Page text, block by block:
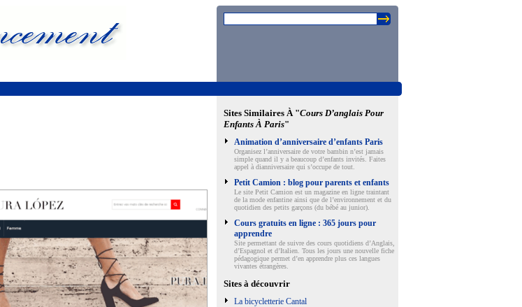
Sites Similaires À "Cours D’anglais Pour
Enfants À Paris"
Animation d’anniversaire d’enfants Paris
Organisez l’anniversaire de votre bambin n’est jamais
simple quand il y a beaucoup d’enfants invités. Faites
appel à dianniversaire qui s’occupe de tout.
Petit Camion : blog pour parents et enfants
Le site Petit Camion est un magazine en ligne traintant
de la mode enfantine ainsi que de l’environnement et du
quotidien des petits garçons (du bébé au junior).
Cours gratuits en ligne : 365 jours pour
apprendre
Site permettant de suivre des cours quotidiens d’Anglais,
d’Espagnol et d’Italien. Tous les jours une nouvelle fiche
pédagogique permet d’en apprendre plus ces langues
vivantes étrangères.
Sites à découvrir
La bicycletterie Cantal